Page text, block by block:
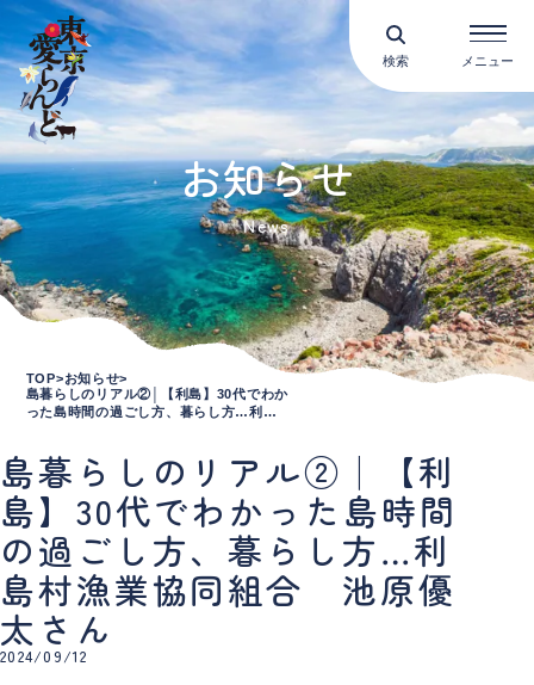
検索 メニュー
お知らせ
News
TOP
お知らせ
島暮らしのリアル②│【利島】30代でわか
った島時間の過ごし方、暮らし方…利島
島暮らしのリアル②│【利
島】30代でわかった島時間
の過ごし方、暮らし方…利
島村漁業協同組合 池原優
太さん
2024/09/12